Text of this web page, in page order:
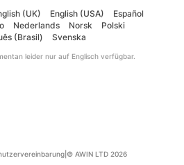
(UK) English (USA)
Español
Nederlands Norsk
Polski
(Brasil)
Svenska
leider nur auf Englisch verfügbar.
© AWIN LTD 2026